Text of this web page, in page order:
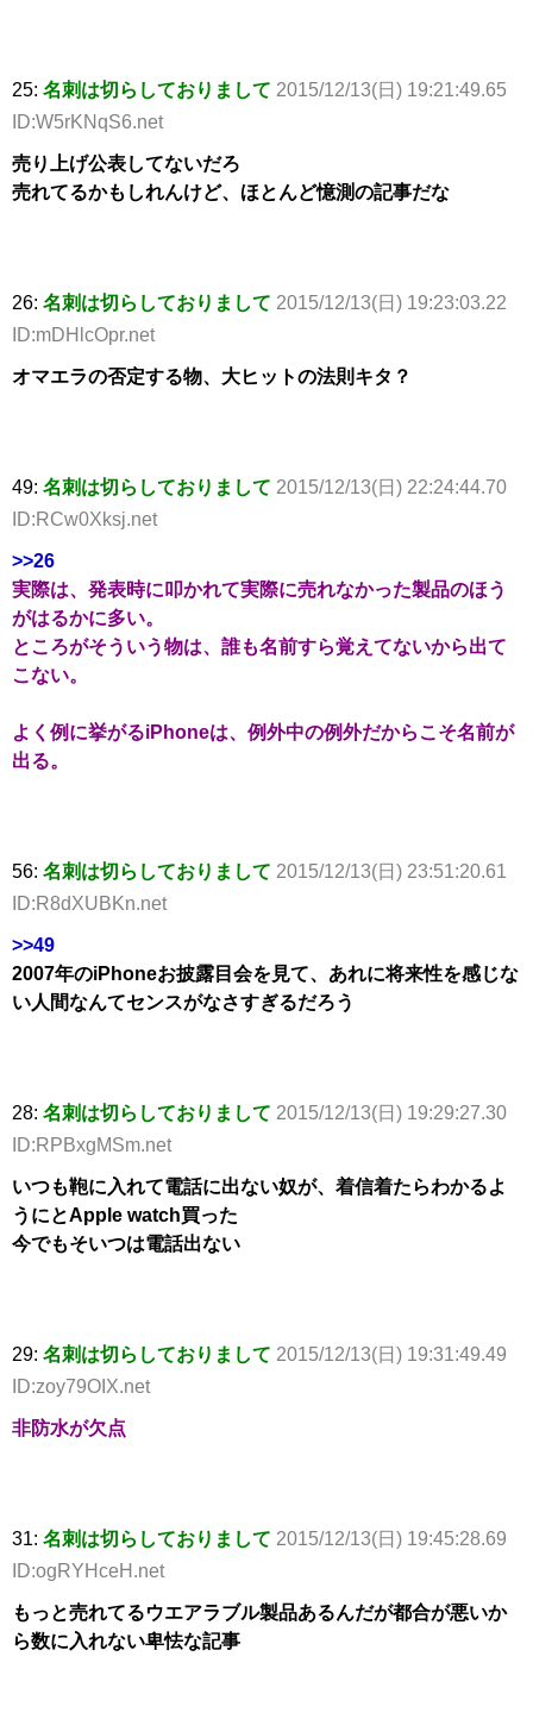
25: 名刺は切らしておりまして 2015/12/13(日) 19:21:49.65
ID:W5rKNqS6.net
売り上げ公表してないだろ
売れてるかもしれんけど、ほとんど憶測の記事だな
26: 名刺は切らしておりまして 2015/12/13(日) 19:23:03.22
ID:mDHlcOpr.net
オマエラの否定する物、大ヒットの法則キタ？
49: 名刺は切らしておりまして 2015/12/13(日) 22:24:44.70
ID:RCw0Xksj.net
>>26
実際は、発表時に叩かれて実際に売れなかった製品のほう
がはるかに多い。
ところがそういう物は、誰も名前すら覚えてないから出て
こない。
よく例に挙がるiPhoneは、例外中の例外だからこそ名前が
出る。
56: 名刺は切らしておりまして 2015/12/13(日) 23:51:20.61
ID:R8dXUBKn.net
>>49
2007年のiPhoneお披露目会を見て、あれに将来性を感じな
い人間なんてセンスがなさすぎるだろう
28: 名刺は切らしておりまして 2015/12/13(日) 19:29:27.30
ID:RPBxgMSm.net
いつも鞄に入れて電話に出ない奴が、着信着たらわかるよ
うにとApple watch買った
今でもそいつは電話出ない
29: 名刺は切らしておりまして 2015/12/13(日) 19:31:49.49
ID:zoy79OIX.net
非防水が欠点
31: 名刺は切らしておりまして 2015/12/13(日) 19:45:28.69
ID:ogRYHceH.net
もっと売れてるウエアラブル製品あるんだが都合が悪いか
ら数に入れない卑怯な記事